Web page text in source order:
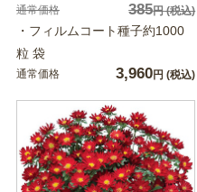
通常価格 385円(税込)
・フィルムコート種子約1000
粒 袋
通常価格 3,960円 (税込)